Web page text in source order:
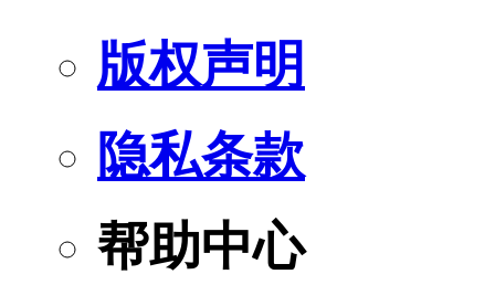
版权声明
隐私条款
帮助中心